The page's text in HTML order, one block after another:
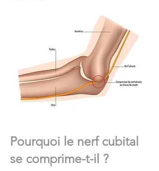
Pourquoi le nerf cubital
se comprime-t-il ?